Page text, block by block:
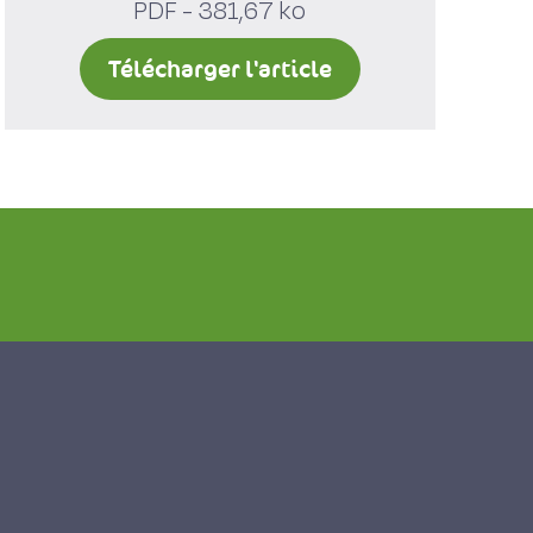
PDF - 381,67 ko
Télécharger l'article